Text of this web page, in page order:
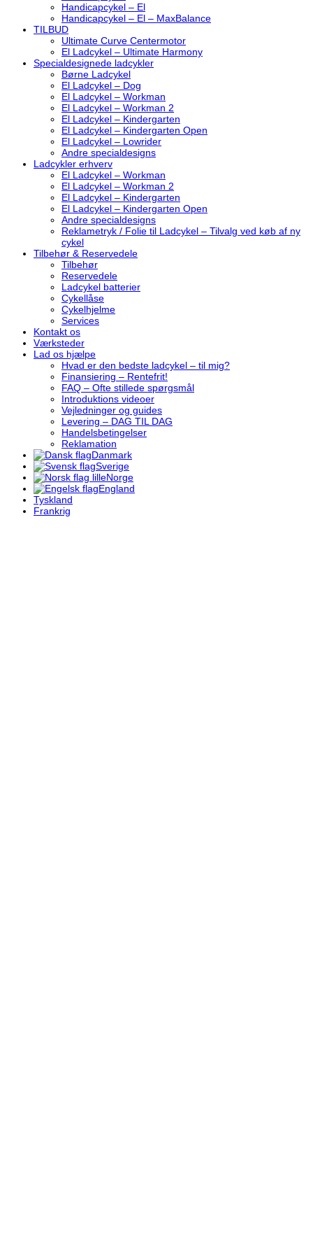
Handicapcykel – El
Handicapcykel – El – MaxBalance
TILBUD
Ultimate Curve Centermotor
El Ladcykel – Ultimate Harmony
Specialdesignede ladcykler
Børne Ladcykel
El Ladcykel – Dog
El Ladcykel – Workman
El Ladcykel – Workman 2
El Ladcykel – Kindergarten
El Ladcykel – Kindergarten Open
El Ladcykel – Lowrider
Andre specialdesigns
Ladcykler erhverv
El Ladcykel – Workman
El Ladcykel – Workman 2
El Ladcykel – Kindergarten
El Ladcykel – Kindergarten Open
Andre specialdesigns
Reklametryk / Folie til Ladcykel – Tilvalg ved køb af ny
cykel
Tilbehør & Reservedele
Tilbehør
Reservedele
Ladcykel batterier
Cykellåse
Cykelhjelme
Services
Kontakt os
Værksteder
Lad os hjælpe
Hvad er den bedste ladcykel – til mig?
Finansiering – Rentefrit!
FAQ – Ofte stillede spørgsmål
Introduktions videoer
Vejledninger og guides
Levering – DAG TIL DAG
Handelsbetingelser
Reklamation
Danmark
Sverige
Norge
England
Tyskland
Frankrig